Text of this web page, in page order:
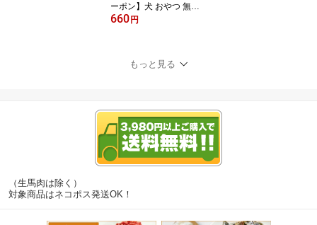
ーポン】犬 おやつ 無添
加 国産 ボーロ 無着色 小
/ iliosmile】ヤギミルクボ
ーロ 野菜ボーロ フルー
ロ ミックスボーロ
660 円
もっと見る
（生馬肉は除く）
対象商品はネコポス発送OK！